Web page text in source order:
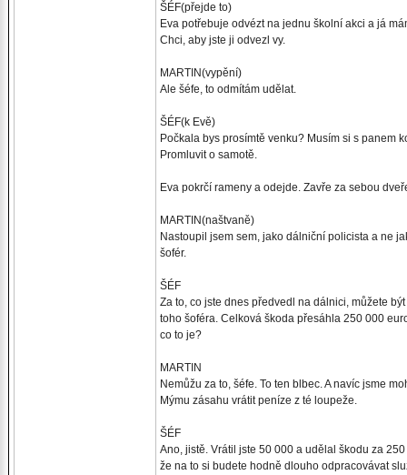
ŠÉF(přejde to)
Eva potřebuje odvézt na jednu školní akci a já
Chci, aby jste ji odvezl vy.
MARTIN(vypění)
Ale šéfe, to odmítám udělat.
ŠÉF(k Evě)
Počkala bys prosímtě venku? Musím si s panem
Promluvit o samotě.
Eva pokrčí rameny a odejde. Zavře za sebou
MARTIN(naštvaně)
Nastoupil jsem sem, jako dálniční policista a ne
šofér.
ŠÉF
Za to, co jste dnes předvedl na dálnici, můžete
toho šoféra. Celková škoda přesáhla 250 000
co to je?
MARTIN
Nemůžu za to, šéfe. To ten blbec. A navíc jsme
Mýmu zásahu vrátit peníze z té loupeže.
ŠÉF
Ano, jistě. Vrátil jste 50 000 a udělal škodu za
že na to si budete hodně dlouho odpracovávat